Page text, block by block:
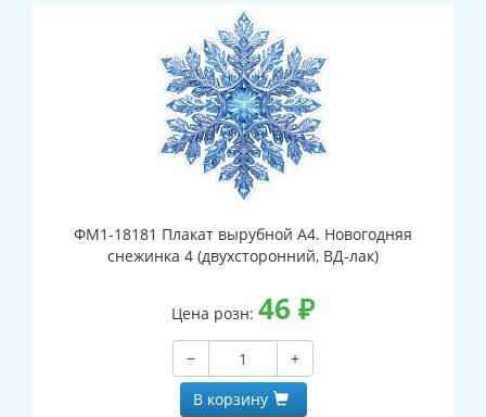
ФМ1-18181 Плакат вырубной А4. Новогодняя
снежинка 4 (двухсторонний, ВД-лак)
Цена розн: 46 ₽
−
+
В корзину